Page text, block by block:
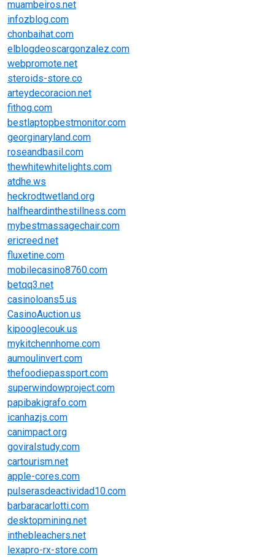
muambeiros.net
infozblog.com
chonbaihat.com
elblogdeoscargonzalez.com
webpromote.net
steroids-store.co
arteydecoracion.net
fithog.com
bestlaptopbestmonitor.com
georginaryland.com
roseandbasil.com
thewhitewhitelights.com
atdhe.ws
heckrodtwetland.org
halfheardinthestillness.com
mybestmassagechair.com
ericreed.net
fluxetine.com
mobilecasino8760.com
betqq3.net
casinoloans5.us
CasinoAuction.us
kipooglecouk.us
mykitchennhome.com
aumoulinvert.com
thefoodiepassport.com
superwindowproject.com
papibakigrafo.com
icanhazjs.com
canimpact.org
goviralstudy.com
cartourism.net
apple-cores.com
pulserasdeactividad10.com
barbaracarlotti.com
desktopmining.net
inthebleachers.net
lexapro-rx-store.com